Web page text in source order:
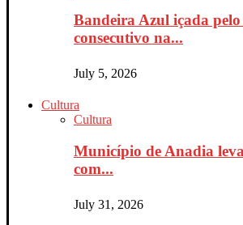
Bandeira Azul içada pelo
consecutivo na...
July 5, 2026
Cultura
Cultura
Município de Anadia
com...
July 31, 2026